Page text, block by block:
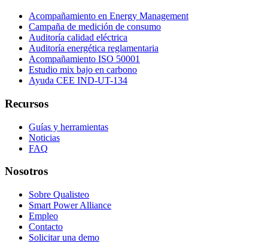
Acompañamiento en Energy Management
Campaña de medición de consumo
Auditoría calidad eléctrica
Auditoría energética reglamentaria
Acompañamiento ISO 50001
Estudio mix bajo en carbono
Ayuda CEE IND-UT-134
Recursos
Guías y herramientas
Noticias
FAQ
Nosotros
Sobre Qualisteo
Smart Power Alliance
Empleo
Contacto
Solicitar una demo